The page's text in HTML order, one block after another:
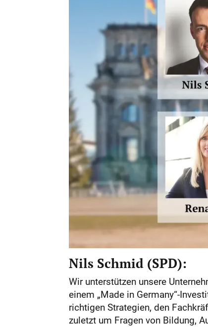
Nils Schmid (SPD):
Wir unterstützen unsere
einem „Made in Germany“-
richtigen Strategien, den
zuletzt um Fragen von Bildung,